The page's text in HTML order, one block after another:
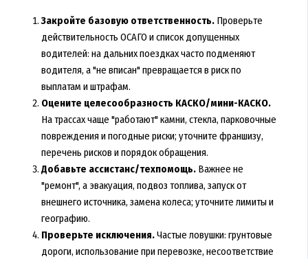
Закройте базовую ответственность.Проверьте
действительность ОСАГО и список допущенных
водителей: на дальних поездках часто подменяют
водителя, а "не вписан" превращается в риск по
выплатам и штрафам.
Оцените целесообразность КАСКО/мини-КАСКО.
На трассах чаще "работают" камни, стекла, парковочные
повреждения и погодные риски; уточните франшизу,
перечень рисков и порядок обращения.
Добавьте ассистанс/техпомощь.Важнее не
"ремонт", а эвакуация, подвоз топлива, запуск от
внешнего источника, замена колеса; уточните лимиты и
географию.
Проверьте исключения.Частые ловушки: грунтовые
дороги, использование при перевозке, несоответствие